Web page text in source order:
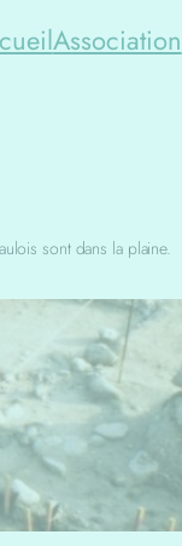
Association
sont dans la plaine.